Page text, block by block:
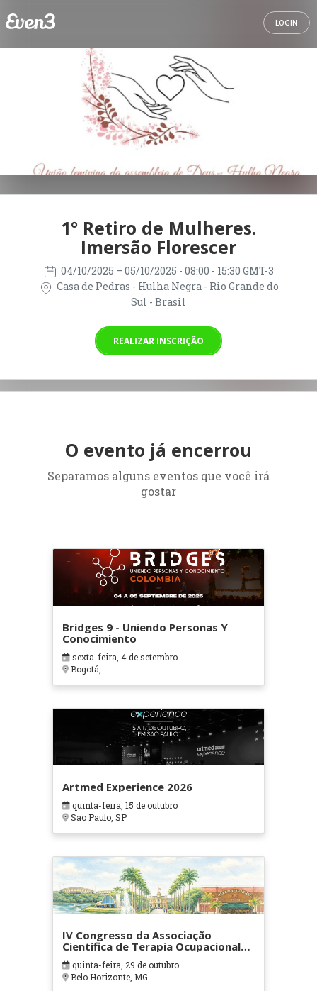
LOGIN
1° Retiro de Mulheres.
Imersão Florescer
04/10/2025 – 05/10/2025 - 08:00 - 15:30 GMT-3
Casa de Pedras - Hulha Negra - Rio Grande do
Sul - Brasil
REALIZAR INSCRIÇÃO
O evento já encerrou
Separamos alguns eventos que você irá
gostar
Bridges 9 - Uniendo Personas Y
Conocimiento
sexta-feira, 4 de setembro
Bogotá,
Artmed Experience 2026
quinta-feira, 15 de outubro
Sao Paulo, SP
IV Congresso da Associação
Científica de Terapia Ocupacional
em Contextos Hospitalares e
Cuidados Paliativos - ATOHOSP
quinta-feira, 29 de outubro
Belo Horizonte, MG